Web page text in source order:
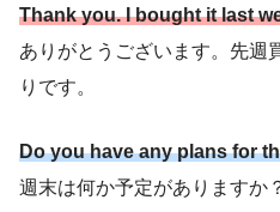
Thank you. I bought it last
ありがとうございます。先週
りです。
Do you have any plans for
週末は何か予定がありますか